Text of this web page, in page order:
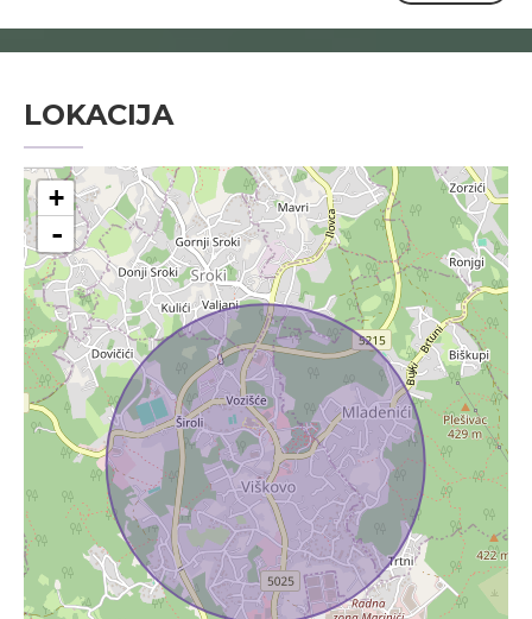
LOKACIJA
+
-